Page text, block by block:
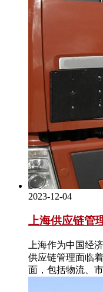
2023-12-04
上海供应链管
上海作为中国经
供应链管理面临
面，包括物流、